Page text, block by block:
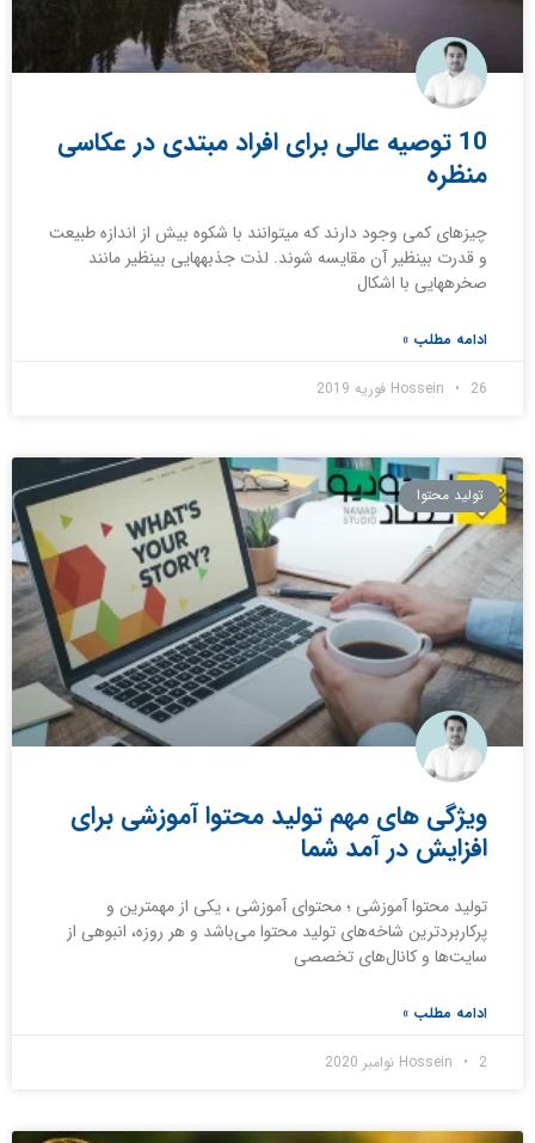
10 توصیه عالی برای افراد مبتدی در عکاسی
منظره
چیزهای کمی وجود دارند که می‎توانند با شکوه بیش از اندازه طبیعت
و قدرت بی‎نظیر آن مقایسه شوند. لذت جذبه‎هایی بی‎نظیر مانند
صخره‎هایی با اشکال
ادامه مطلب »
Hossein 26 فوریه 2019
تولید محتوا
ویژگی های مهم تولید محتوا آموزشی برای
افزایش در آمد شما
تولید محتوا آموزشی ؛ محتوای آموزشی ، یکی از مهمترین و
پرکاربردترین شاخه‌های تولید محتوا می‌باشد و هر روزه، انبوهی از
سایت‌ها و کانال‌های تخصصی
ادامه مطلب »
Hossein 2 نوامبر 2020